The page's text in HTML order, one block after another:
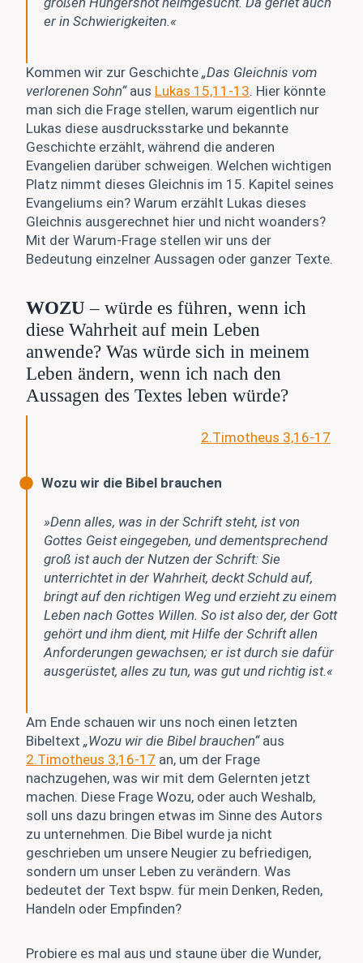
er in Schwierigkeiten.«
Kommen wir zur Geschichte „Das Gleichnis vom
verlorenen Sohn“aus Lukas 15,11-13. Hier könnte
man sich die Frage stellen, warum eigentlich nur
Lukas diese ausdrucksstarke und bekannte
Geschichte erzählt, während die anderen
Evangelien darüber schweigen. Welchen wichtigen
Platz nimmt dieses Gleichnis im 15. Kapitel seines
Evangeliums ein? Warum erzählt Lukas dieses
Gleichnis ausgerechnet hier und nicht woanders?
Mit der Warum-Frage stellen wir uns der
Bedeutung einzelner Aussagen oder ganzer Texte.
WOZU– würde es führen, wenn ich
diese Wahrheit auf mein Leben
anwende? Was würde sich in meinem
Leben ändern, wenn ich nach den
Aussagen des Textes leben würde?
2.Timotheus 3,16-17
Wozu wir die Bibel brauchen
»Denn alles, was in der Schrift steht, ist von
Gottes Geist eingegeben, und dementsprechend
groß ist auch der Nutzen der Schrift: Sie
unterrichtet in der Wahrheit, deckt Schuld auf,
bringt auf den richtigen Weg und erzieht zu einem
Leben nach Gottes Willen. So ist also der, der Gott
gehört und ihm dient, mit Hilfe der Schrift allen
Anforderungen gewachsen; er ist durch sie dafür
ausgerüstet, alles zu tun, was gut und richtig ist.«
Am Ende schauen wir uns noch einen letzten
Bibeltext „Wozu wir die Bibel brauchen“aus
2.Timotheus 3,16-17 an, um der Frage
nachzugehen, was wir mit dem Gelernten jetzt
machen. Diese Frage Wozu, oder auch Weshalb,
soll uns dazu bringen etwas im Sinne des Autors
zu unternehmen. Die Bibel wurde ja nicht
geschrieben um unsere Neugier zu befriedigen,
sondern um unser Leben zu verändern. Was
bedeutet der Text bspw. für mein Denken, Reden,
Handeln oder Empfinden?
Probiere es mal aus und staune über die Wunder,